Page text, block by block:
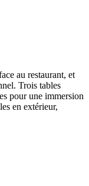
au restaurant, et
Trois tables
pour une immersion
en extérieur,